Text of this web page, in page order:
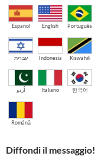
Español English Português
עברית Indonesia Kiswahili
اُردو Italiano 한국어
Română
Diffondi il messaggio!